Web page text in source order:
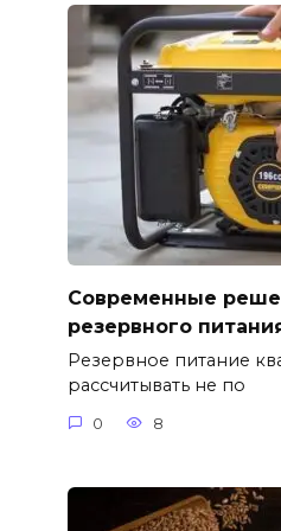
Современные
резервного
Резервное питание
рассчитывать не по
0 8